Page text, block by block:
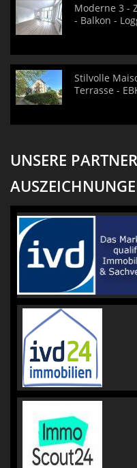
Moderne 3 -
- Balkon -
Stilvolle
Terrasse -
UNSERE